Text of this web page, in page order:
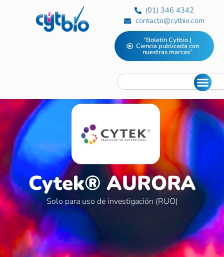
(01) 346 4342
contacto@cytbio.com
“Boletín Cytbio |
Ciencia publicada con
nuestras marcas”
Cytek® AURORA
Solo para uso de investigación (RUO)